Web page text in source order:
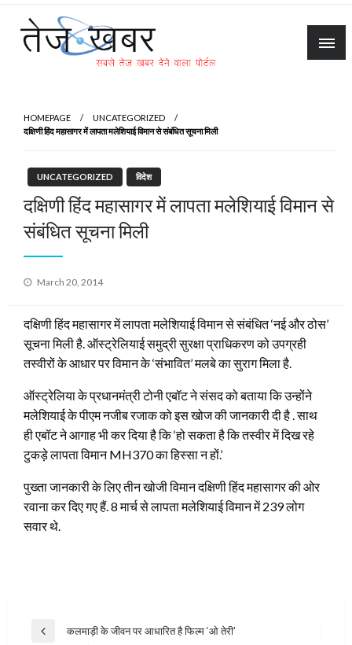
Skip
content
HOMEPAGE
UNCATEGORIZED
दक्षिणी हिंद महासागर में लापता मलेशियाई विमान से संबंधित सूचना मिली
UNCATEGORIZED विदेश
दक्षिणी हिंद महासागर में लापता मलेशियाई विमान से
संबंधित सूचना मिली
Posted
March 20, 2014
दक्षिणी हिंद महासागर में लापता मलेशियाई विमान से संबंधित ‘नई और ठोस’
सूचना मिली है. ऑस्ट्रेलियाई समुद्री सुरक्षा प्राधिकरण को उपग्रही
तस्वीरों के आधार पर विमान के ‘संभावित’ मलबे का सुराग मिला है.
ऑस्ट्रेलिया के प्रधानमंत्री टोनी एबॉट ने संसद को बताया कि उन्होंने
मलेशियाई के पीएम नजीब रजाक को इस खोज की जानकारी दी है . साथ
ही एबॉट ने आगाह भी कर दिया है कि ‘हो सकता है कि तस्वीर में दिख रहे
टुकड़े लापता विमान MH370 का हिस्सा न हों.’
पुख्ता जानकारी के लिए तीन खोजी विमान दक्षिणी हिंद महासागर की ओर
रवाना कर दिए गए हैं. 8 मार्च से लापता मलेशियाई विमान में 239 लोग
सवार थे.
Post
Previous
कलमाड़ी के जीवन पर आधारित है फिल्‍म ‘ओ तेरी’